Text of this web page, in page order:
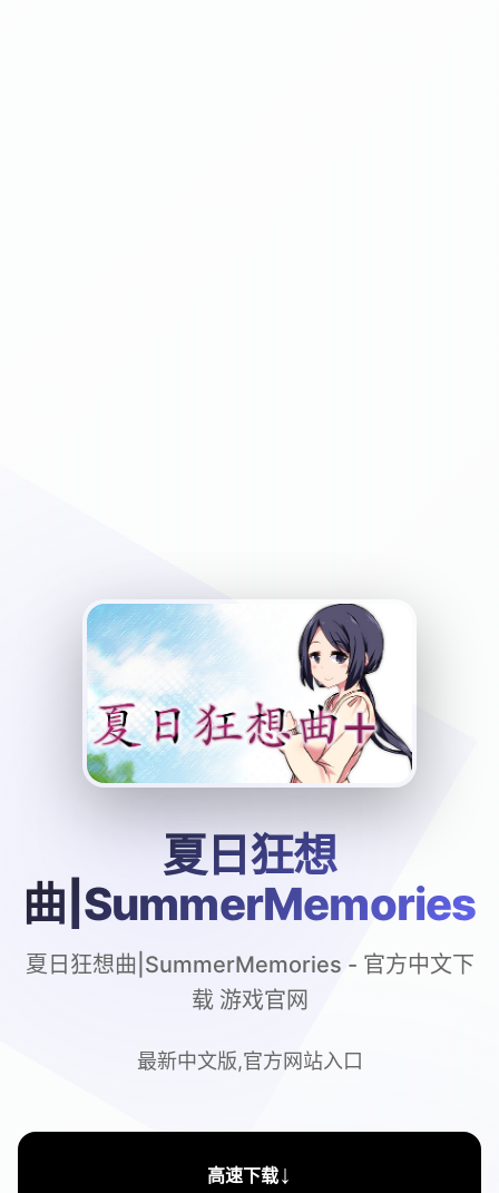
夏日狂想
曲|SummerMemories
夏日狂想曲|SummerMemories - 官方中文下
载 游戏官网
最新中文版,官方网站入口
高速下载↓